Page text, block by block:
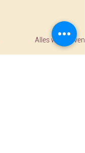
Alles weergeven